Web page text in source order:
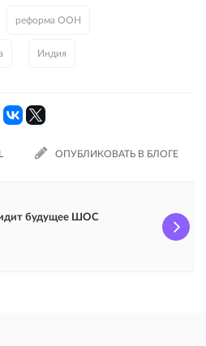
реформа ООН
Индия
ОПУБЛИКОВАТЬ В БЛОГЕ
будущее ШОС